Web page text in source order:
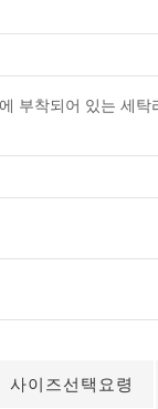
부착되어 있는 세탁
사이즈선택요령